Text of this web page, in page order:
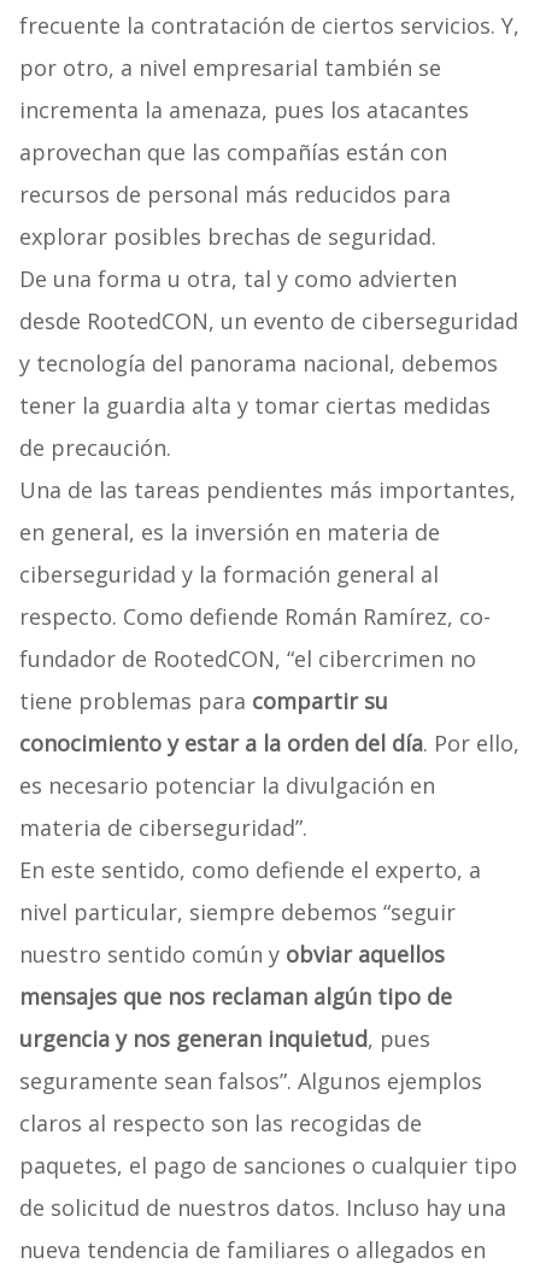
frecuente la contratación de ciertos servicios. Y,
por otro, a nivel empresarial también se
incrementa la amenaza, pues los atacantes
aprovechan que las compañías están con
recursos de personal más reducidos para
explorar posibles brechas de seguridad.
De una forma u otra, tal y como advierten
desde RootedCON, un evento de ciberseguridad
y tecnología del panorama nacional, debemos
tener la guardia alta y tomar ciertas medidas
de precaución.
Una de las tareas pendientes más importantes,
en general, es la inversión en materia de
ciberseguridad y la formación general al
respecto. Como defiende Román Ramírez, co-
fundador de RootedCON, “el cibercrimen no
tiene problemas para compartir su
conocimiento y estar a la orden del día. Por ello,
es necesario potenciar la divulgación en
materia de ciberseguridad”.
En este sentido, como defiende el experto, a
nivel particular, siempre debemos “seguir
nuestro sentido común y obviar aquellos
mensajes que nos reclaman algún tipo de
urgencia y nos generan inquietud, pues
seguramente sean falsos”. Algunos ejemplos
claros al respecto son las recogidas de
paquetes, el pago de sanciones o cualquier tipo
de solicitud de nuestros datos. Incluso hay una
nueva tendencia de familiares o allegados en